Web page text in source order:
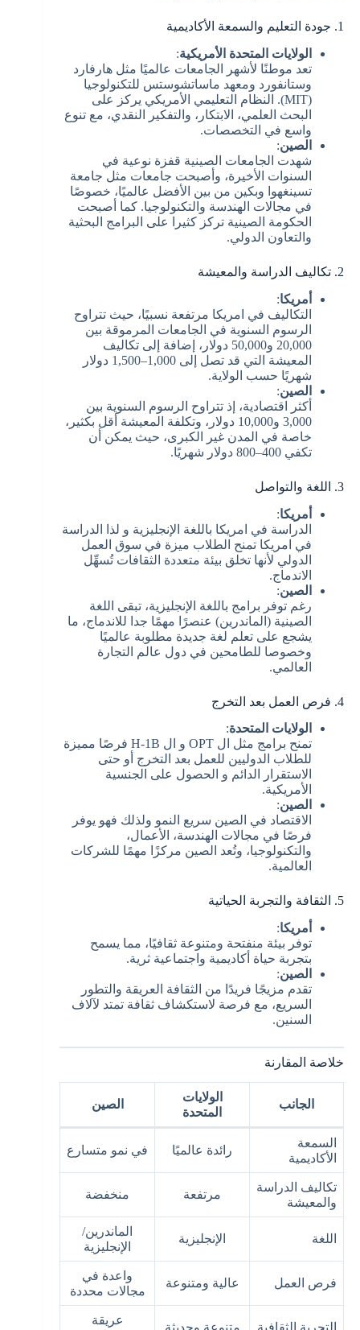
1. جودة التعليم والسمعة الأكاديمية
الولايات المتحدة الأمريكية:
تعد موطنًا لأشهر الجامعات عالميًا مثل هارفارد
وستانفورد ومعهد ماساتشوستس للتكنولوجيا
(MIT). النظام التعليمي الأمريكي يركز على
البحث العلمي، الابتكار، والتفكير النقدي، مع تنوع
واسع في التخصصات.
الصين:
شهدت الجامعات الصينية قفزة نوعية في
السنوات الأخيرة، وأصبحت جامعات مثل جامعة
تسينغهوا وبكين من بين الأفضل عالميًا، خصوصًا
في مجالات الهندسة والتكنولوجيا. كما أصبحت
الحكومة الصينية تركز كثيرا على البرامج البحثية
والتعاون الدولي.
2. تكاليف الدراسة والمعيشة
أمريكا:
التكاليف في امريكا مرتفعة نسبيًا، حيث تتراوح
الرسوم السنوية في الجامعات المرموقة بين
20,000 و50,000 دولار، إضافة إلى تكاليف
المعيشة التي قد تصل إلى 1,000–1,500 دولار
شهريًا حسب الولاية.
الصين:
أكثر اقتصادية، إذ تتراوح الرسوم السنوية بين
3,000 و10,000 دولار، وتكلفة المعيشة أقل بكثير،
خاصة في المدن غير الكبرى، حيث يمكن أن
تكفي 400–800 دولار شهريًا.
3. اللغة والتواصل
أمريكا:
الدراسة في امريكا باللغة الإنجليزية و لذا الدراسة
في امريكا تمنح الطلاب ميزة في سوق العمل
الدولي لأنها تخلق بيئة متعددة الثقافات تُسهِّل
الاندماج.
الصين:
رغم توفر برامج باللغة الإنجليزية، تبقى اللغة
الصينية (الماندرين) عنصرًا مهمًا جدا للاندماج، ما
يشجع على تعلم لغة جديدة مطلوبة عالميًا
وخصوصا للطامحين في دول عالم التجارة
العالمي.
4. فرص العمل بعد التخرج
الولايات المتحدة:
تمنح برامج مثل ال OPT و ال H-1B فرصًا مميزة
للطلاب الدوليين للعمل بعد التخرج أو حتى
الاستقرار الدائم و الحصول على الجنسية
الأمريكية.
الصين:
الاقتصاد في الصين سريع النمو ولذلك فهو يوفر
فرصًا في مجالات الهندسة، الأعمال،
والتكنولوجيا، وتُعد الصين مركزًا مهمًا للشركات
العالمية.
5. الثقافة والتجربة الحياتية
أمريكا:
توفر بيئة منفتحة ومتنوعة ثقافيًا، مما يسمح
بتجربة حياة أكاديمية واجتماعية ثرية.
الصين:
تقدم مزيجًا فريدًا من الثقافة العريقة والتطور
السريع، مع فرصة لاستكشاف ثقافة تمتد لآلاف
السنين.
خلاصة المقارنة
الجانب
الولايات
المتحدة
الصين
السمعة
الأكاديمية
رائدة عالميًا في نمو متسارع
تكاليف الدراسة
والمعيشة
مرتفعة منخفضة
اللغة الإنجليزية
الماندرين/
الإنجليزية
فرص العمل عالية ومتنوعة
واعدة في
مجالات محددة
التجربة الثقافية متنوعة وحديثة
عريقة